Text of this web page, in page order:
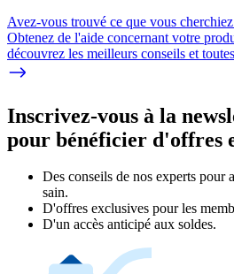
Avez-vous trouvé ce que vous
Obtenez de l'aide concernant votre
découvrez les meilleurs conseils et
Inscrivez-vous à la
pour bénéficier d'offres
Des conseils de nos experts pour
sain.
D'offres exclusives pour les
D'un accès anticipé aux soldes.